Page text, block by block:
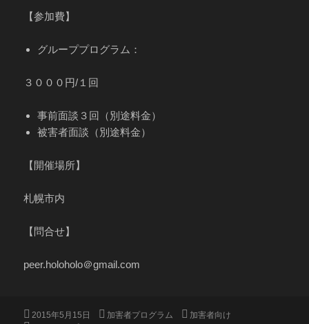
【参加費】
グループプログラム：
３０００円/１回
事前面談３回（別途料金）
被害者面談（別途料金）
【開催場所】
札幌市内
【問合せ】
peer.holoholo＠gmail.com
投
2015年5月15日
カ
加害者プログラム
タ
加害者向け